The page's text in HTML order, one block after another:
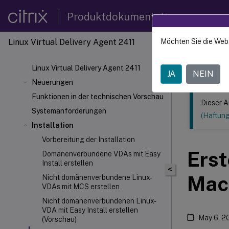
Produktdokumentation
Linux Virtual Delivery Agent 2411
Linux Virtual Delivery Agent 2411
Neuerungen
Funktionen in der technischen Vorschau
Systemanforderungen
Installation
Vorbereitung der Installation
Domänenverbundene VDAs mit Easy
Install erstellen
Nicht domänenverbundene Linux-
VDAs mit MCS erstellen
Nicht domänenverbundenen Linux-
VDA mit Easy Install erstellen
(Vorschau)
Dieser Inhalt
Linux
<
Dieser
May 6,
Möchten Sie die
JA NEIN